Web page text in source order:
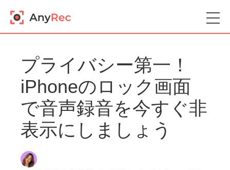
プライバシー第一！
iPhoneのロック画面
で音声録音を今すぐ非
表示にしましょう